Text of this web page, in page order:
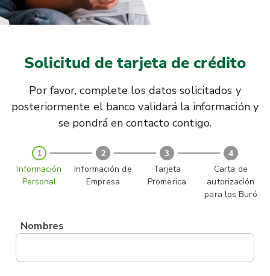
Solicitud de tarjeta de crédito
Por favor, complete los datos solicitados y
posteriormente el banco validará la información y
se pondrá en contacto contigo.
1
Información
Personal
2
Información de
Empresa
3
Tarjeta
Promerica
4
Carta de
autorización
para los Buró
Nombres